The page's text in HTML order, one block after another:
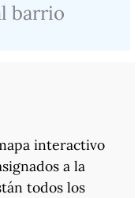
barrio
interactivo
a la
todos los